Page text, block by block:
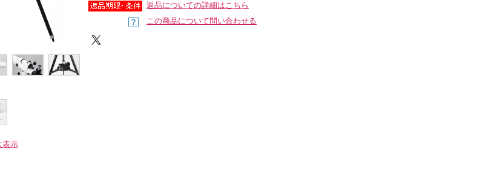
表示
返品についての詳細はこちら
この商品について問い合わせる